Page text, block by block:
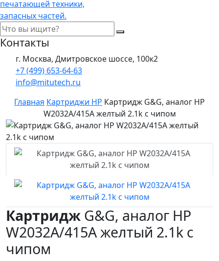
Контакты
г. Москва, Дмитровское шоссе, 100к2
+7 (499) 653-64-63
info@mitutech.ru
Главная Картриджи HP Картридж G&G, аналог HP
W2032A/415A желтый 2.1k с чипом
Картридж G&G, аналог HP
W2032A/415A желтый 2.1k с
чипом